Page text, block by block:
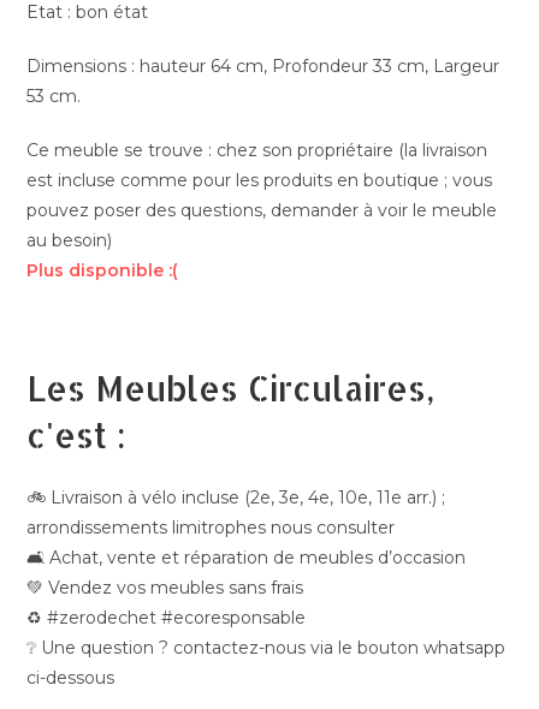
Etat : bon état
Dimensions : hauteur 64 cm, Profondeur 33 cm, Largeur
53 cm.
Ce meuble se trouve : chez son propriétaire (la livraison
est incluse comme pour les produits en boutique ; vous
pouvez poser des questions, demander à voir le meuble
au besoin)
Plus disponible :(
Les Meubles Circulaires,
c'est :
🚲 Livraison à vélo incluse (2e, 3e, 4e, 10e, 11e arr.) ;
arrondissements limitrophes nous consulter
🛋️ Achat, vente et réparation de meubles d’occasion
💚 Vendez vos meubles sans frais
♻️ #zerodechet #ecoresponsable
❔ Une question ? contactez-nous via le bouton whatsapp
ci-dessous